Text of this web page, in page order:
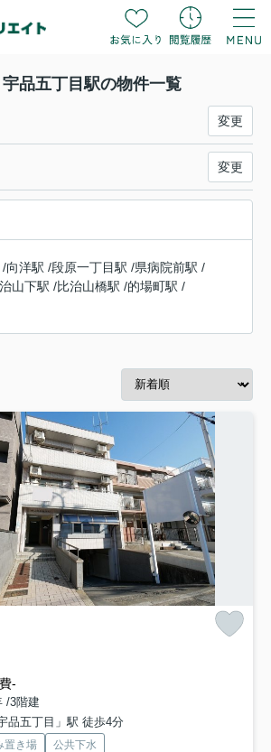
品五丁目駅の物件一覧
変更
変更
/向洋駅 /段原一丁目駅 /県病院前駅 /
山下駅 /比治山橋駅 /的場町駅 /
-
/3階建
品五丁目」駅 徒歩4分
置き場 公共下水